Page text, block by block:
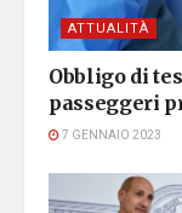
ATTUALITÀ
Obbligo di
passeggeri
7 GENNAIO 2023